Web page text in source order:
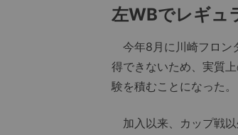
左WBでレギュ
今年8月に川崎フロン
得できないため、実質
験を積むことになった。
加入以来、カップ戦以